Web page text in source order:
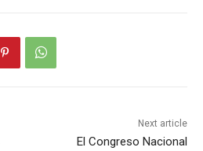
Next article
El Congreso Nacional